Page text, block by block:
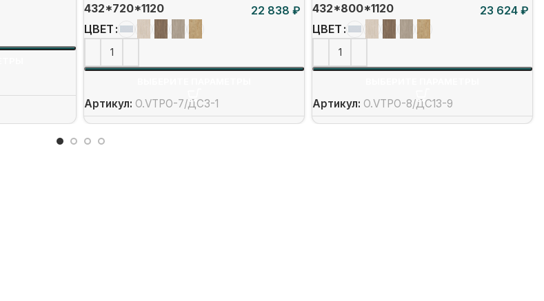
432*720*1120
₽
ЦВЕТ
Артикул: O.VTPO-7/ДС3-1
432*800*1120
₽
ЦВЕТ
Артикул: O.VTPO-8/ДС13-9